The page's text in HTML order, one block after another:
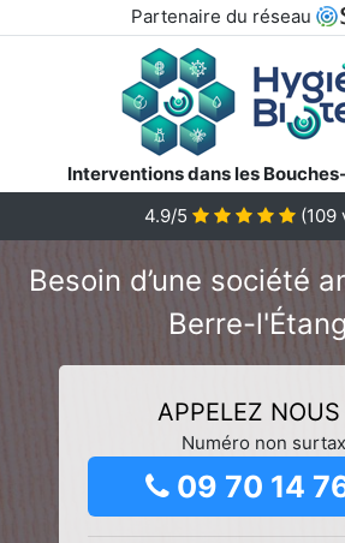
Partenaire du réseau
Interventions dans les
4.9/5
(109
Besoin d’une société
Berre-
APPELEZ
Numéro non
09 70 14